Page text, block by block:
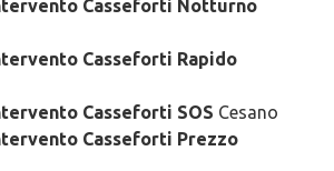
Casseforti Notturno
Casseforti Rapido
Casseforti SOS Cesano
Casseforti Prezzo